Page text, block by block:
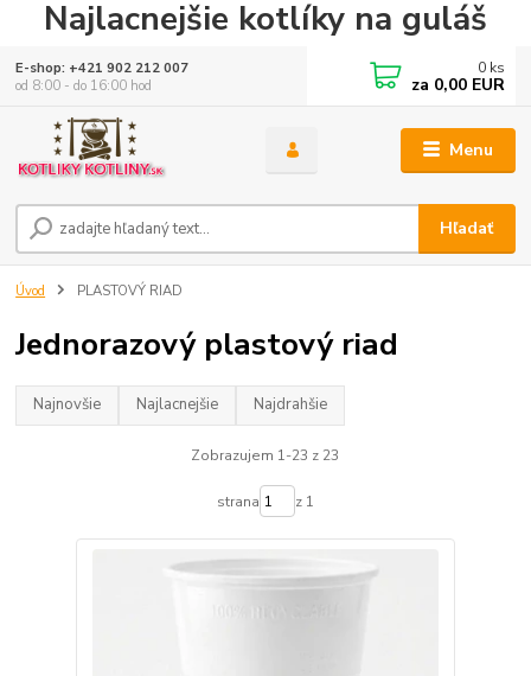
Najlacnejšie kotlíky na guláš
Menu
Hľadať
E-shop: +421 902 212 007
od 8:00 - do 16:00 hod
0 ks
za 0,00 EUR
Úvod PLASTOVÝ RIAD
Jednorazový plastový riad
Najnovšie Najlacnejšie Najdrahšie
Zobrazujem 1-23 z 23
strana z 1